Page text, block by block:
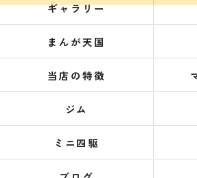
ギャラリー
まんが天国
当店の特徴
ジム
ミニ四駆